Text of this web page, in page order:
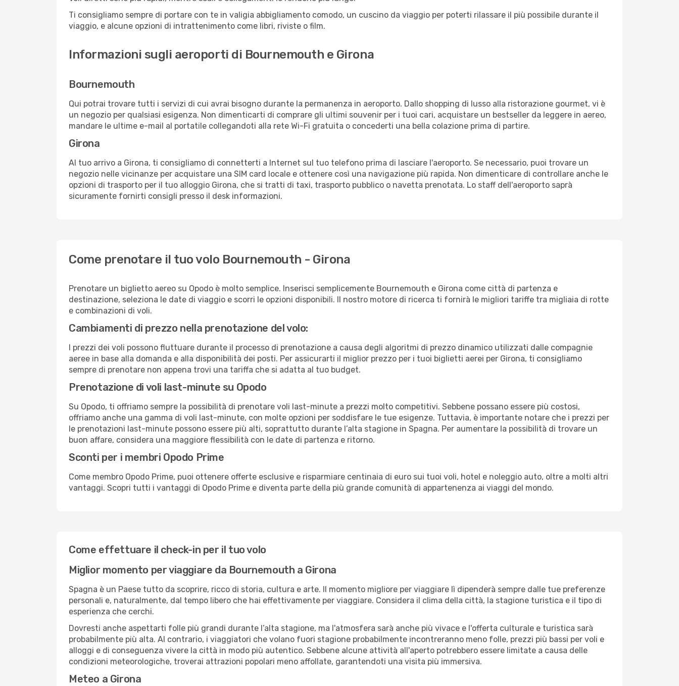
Ti consigliamo sempre di portare con te in valigia abbigliamento comodo, un cuscino da viaggio per poterti rilassare il più possibile durante il
viaggio, e alcune opzioni di intrattenimento come libri, riviste o film.
Informazioni sugli aeroporti di Bournemouth e Girona
Bournemouth
Qui potrai trovare tutti i servizi di cui avrai bisogno durante la permanenza in aeroporto. Dallo shopping di lusso alla ristorazione gourmet, vi è
un negozio per qualsiasi esigenza. Non dimenticarti di comprare gli ultimi souvenir per i tuoi cari, acquistare un bestseller da leggere in aereo,
mandare le ultime e-mail al portatile collegandoti alla rete Wi-Fi gratuita o concederti una bella colazione prima di partire.
Girona
Al tuo arrivo a Girona, ti consigliamo di connetterti a Internet sul tuo telefono prima di lasciare l'aeroporto. Se necessario, puoi trovare un
negozio nelle vicinanze per acquistare una SIM card locale e ottenere così una navigazione più rapida. Non dimenticare di controllare anche le
opzioni di trasporto per il tuo alloggio Girona, che si tratti di taxi, trasporto pubblico o navetta prenotata. Lo staff dell'aeroporto saprà
sicuramente fornirti consigli presso il desk informazioni.
Come prenotare il tuo volo Bournemouth - Girona
Prenotare un biglietto aereo su Opodo è molto semplice. Inserisci semplicemente Bournemouth e Girona come città di partenza e
destinazione, seleziona le date di viaggio e scorri le opzioni disponibili. Il nostro motore di ricerca ti fornirà le migliori tariffe tra migliaia di rotte
e combinazioni di voli.
Cambiamenti di prezzo nella prenotazione del volo:
I prezzi dei voli possono fluttuare durante il processo di prenotazione a causa degli algoritmi di prezzo dinamico utilizzati dalle compagnie
aeree in base alla domanda e alla disponibilità dei posti. Per assicurarti il miglior prezzo per i tuoi biglietti aerei per Girona, ti consigliamo
sempre di prenotare non appena trovi una tariffa che si adatta al tuo budget.
Prenotazione di voli last-minute su Opodo
Su Opodo, ti offriamo sempre la possibilità di prenotare voli last-minute a prezzi molto competitivi. Sebbene possano essere più costosi,
offriamo anche una gamma di voli last-minute, con molte opzioni per soddisfare le tue esigenze. Tuttavia, è importante notare che i prezzi per
le prenotazioni last-minute possono essere più alti, soprattutto durante l’alta stagione in Spagna. Per aumentare la possibilità di trovare un
buon affare, considera una maggiore flessibilità con le date di partenza e ritorno.
Sconti per i membri Opodo Prime
Come membro Opodo Prime, puoi ottenere offerte esclusive e risparmiare centinaia di euro sui tuoi voli, hotel e noleggio auto, oltre a molti altri
vantaggi. Scopri tutti i vantaggi di Opodo Prime e diventa parte della più grande comunità di appartenenza ai viaggi del mondo.
Come effettuare il check-in per il tuo volo
Miglior momento per viaggiare da Bournemouth a Girona
Spagna è un Paese tutto da scoprire, ricco di storia, cultura e arte. Il momento migliore per viaggiare lì dipenderà sempre dalle tue preferenze
personali e, naturalmente, dal tempo libero che hai effettivamente per viaggiare. Considera il clima della città, la stagione turistica e il tipo di
esperienza che cerchi.
Dovresti anche aspettarti folle più grandi durante l’alta stagione, ma l'atmosfera sarà anche più vivace e l'offerta culturale e turistica sarà
probabilmente più alta. Al contrario, i viaggiatori che volano fuori stagione probabilmente incontreranno meno folle, prezzi più bassi per voli e
alloggi e di conseguenza vivere la città in modo più autentico. Sebbene alcune attività all'aperto potrebbero essere limitate a causa delle
condizioni meteorologiche, troverai attrazioni popolari meno affollate, garantendoti una visita più immersiva.
Meteo a Girona